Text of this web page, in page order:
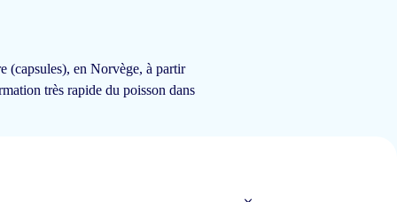
Het is ook verkrijgbaar in verschillende smaken.
(capsules), en Norvège, à partir
très rapide du poisson dans